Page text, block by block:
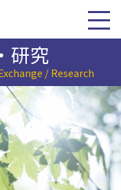
研究
/ Research